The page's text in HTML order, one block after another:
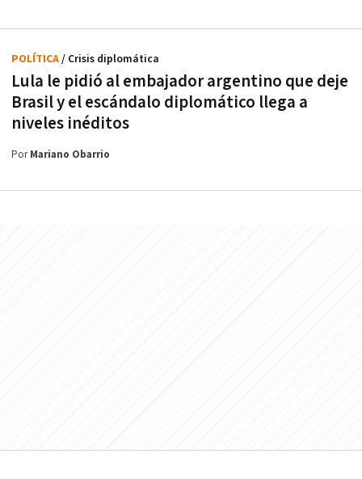
Lula le pidió al embajador argentino que deje
Brasil y el escándalo diplomático llega a
niveles inéditos
POLÍTICA/ Crisis diplomática
PorMariano Obarrio